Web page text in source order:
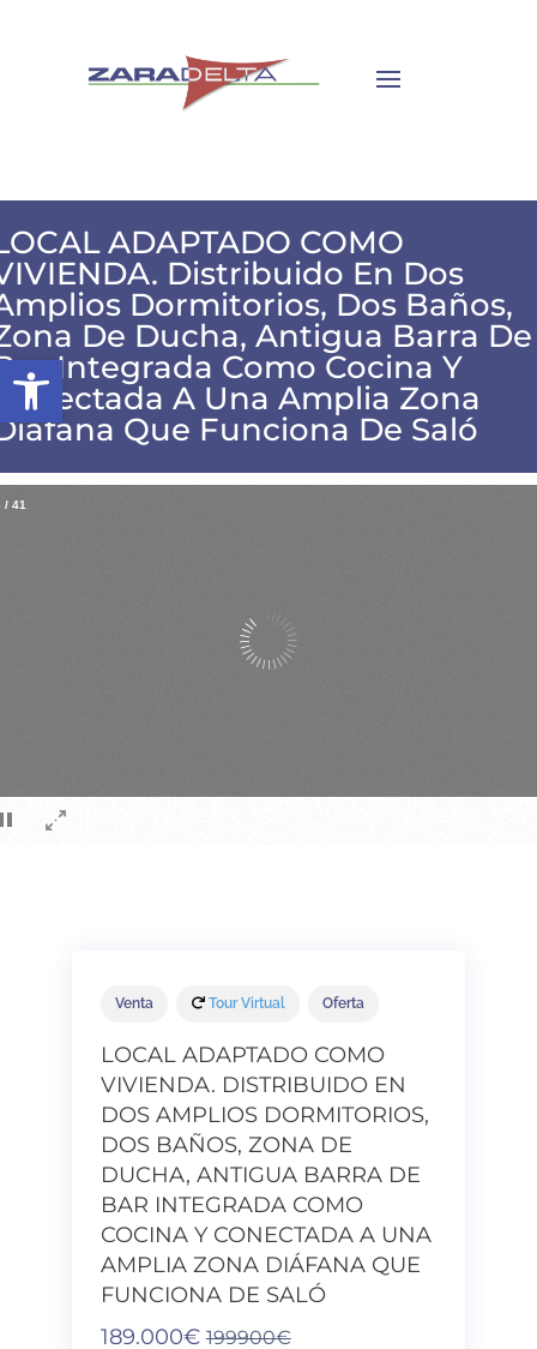
Abrir barra de herramientas
ADAPTADO COMO
Distribuido En Dos
Dormitorios, Dos Baños,
De Ducha, Antigua Barra De
Integrada Como Cocina Y
A Una Amplia Zona
Que Funciona De Saló
/ 41
Venta Tour Virtual Oferta
LOCAL ADAPTADO COMO
VIVIENDA. DISTRIBUIDO EN
DOS AMPLIOS DORMITORIOS,
DOS BAÑOS, ZONA DE
DUCHA, ANTIGUA BARRA DE
BAR INTEGRADA COMO
COCINA Y CONECTADA A UNA
AMPLIA ZONA DIÁFANA QUE
FUNCIONA DE SALÓ
189.000€199900€